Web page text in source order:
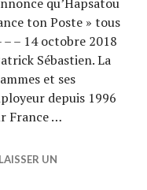
ton Poste » tous
– – 14 octobre 2018
Sébastien. La
et ses
depuis 1996
France …
2018)
LAISSER UN